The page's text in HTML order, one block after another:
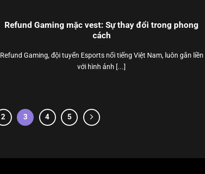
Refund Gaming mặc vest: Sự thay đổi trong phong
cách
Refund Gaming, đội tuyển Esports nổi tiếng Việt Nam, luôn gắn liền
với hình ảnh [...]
2 3 4 5